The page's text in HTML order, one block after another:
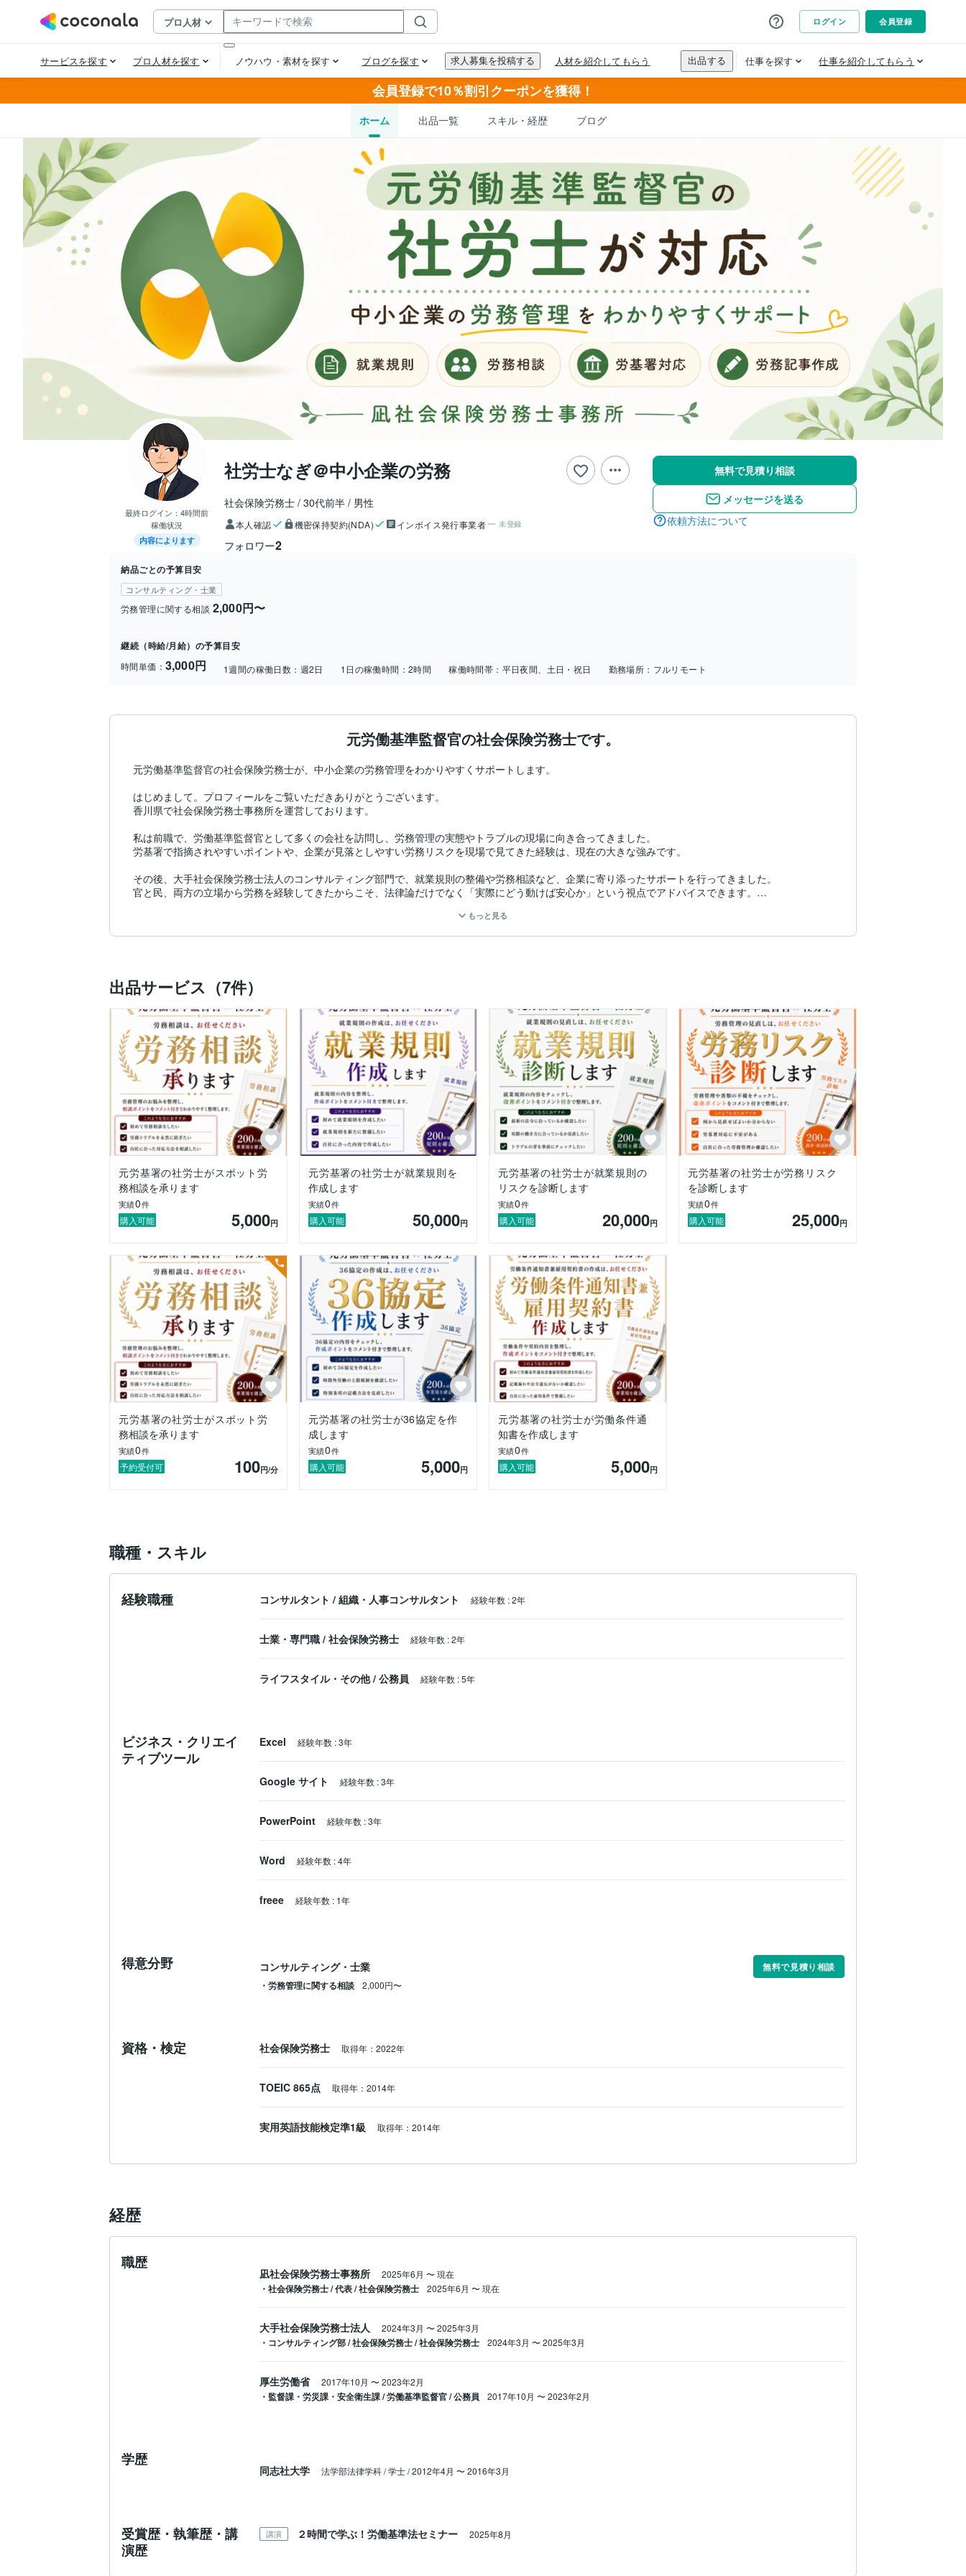
会員登録で10％割引クーポンを獲得！
ホーム 出品一覧 スキル・経歴 ブログ
最終ログイン： 4時間前
稼働状況
内容によります
社労士なぎ＠中小企業の労務
社会保険労務士 30代前半 男性
本人確認 機密保持契約(NDA) インボイス発行事業者 未登録
フォロワー2
無料で見積り相談
メッセージを送る
依頼方法について
納品ごとの予算目安
コンサルティング・士業
労務管理に関する相談 2,000円〜
継続（時給/月給）の予算目安
時間単価： 3,000円 1週間の稼働日数： 週2日 1日の稼働時間： 2時間 稼働時間帯： 平日夜間、土日・祝日 勤務場所： フルリモート
元労働基準監督官の社会保険労務士です。
元労働基準監督官の社会保険労務士が、中小企業の労務管理をわかりやすくサポートします。
はじめまして。プロフィールをご覧いただきありがとうございます。
香川県で社会保険労務士事務所を運営しております。
私は前職で、労働基準監督官として多くの会社を訪問し、労務管理の実態やトラブルの現場に向き合ってきました。
労基署で指摘されやすいポイントや、企業が見落としやすい労務リスクを現場で見てきた経験は、現在の大きな強みです。
その後、大手社会保険労務士法人のコンサルティング部門で、就業規則の整備や労務相談など、企業に寄り添ったサポートを行ってきました。
官と民、両方の立場から労務を経験してきたからこそ、法律論だけでなく「実際にどう動けば安心か」という視点でアドバイスできます。
現在は、労基署・社労士法人等での約8年間の実務経験を活かし、以下のようなサポートを行っています。
✅労務管理に関するスポット相談
「従業員から質問を受けて、答えに迷ってしまった」
「就業規則を一度プロに見てもらいたい」
「従業員が働きやすい環境を作りたい」
「トラブルを未然に防ぐ仕組みを作りたい」
そんな時に、気軽に頼れる存在でありたいと思っています。
まずはスポット相談や書類のチェックからでも大歓迎です。
専門的なことも、できるだけわかりやすい言葉で丁寧にご説明しますので、安心してご相談ください。
よろしくお願いいたします。
【香川県社会保険労務士会　371718】
もっと見る
出品サービス（7件）
元労基署の社労士がスポット労
務相談を承ります
実績0件
購入可能 5,000円
元労基署の社労士が就業規則を
作成します
実績0件
購入可能 50,000円
元労基署の社労士が就業規則の
リスクを診断します
実績0件
購入可能 20,000円
元労基署の社労士が労務リスク
を診断します
実績0件
購入可能 25,000円
元労基署の社労士がスポット労
務相談を承ります
実績0件
予約受付可 100円/分
元労基署の社労士が36協定を作
成します
実績0件
購入可能 5,000円
元労基署の社労士が労働条件通
知書を作成します
実績0件
購入可能 5,000円
職種・スキル
経験職種 コンサルタント / 組織・人事コンサルタント 経験年数 :2年
士業・専門職 / 社会保険労務士 経験年数 :2年
ライフスタイル・その他 / 公務員 経験年数 :5年
ビジネス・クリエイ
ティブツール
Excel 経験年数 :3年
Google サイト 経験年数 :3年
PowerPoint 経験年数 :3年
Word 経験年数 :4年
freee 経験年数 : 1年
得意分野 コンサルティング・士業
無料で見積り相談
・労務管理に関する相談
2,000円〜
資格・検定 社会保険労務士 取得年：2022年
TOEIC 865点 取得年：2014年
実用英語技能検定準1級 取得年：2014年
経歴
職歴
凪社会保険労務士事務所 2025年6月 〜現在
・社会保険労務士 / 代表 / 社会保険労務士 2025年6月 〜現在
大手社会保険労務士法人 2024年3月 〜2025年3月
・コンサルティング部 / 社会保険労務士 / 社会保険労務士 2024年3月 〜2025年3月
厚生労働省 2017年10月 〜2023年2月
・監督課・労災課・安全衛生課 / 労働基準監督官 / 公務員 2017年10月 〜2023年2月
学歴
同志社大学 法学部法律学科 / 学士 / 2012年4月 〜 2016年3月
受賞歴・執筆歴・講
演歴
講演 ２時間で学ぶ！労働基準法セミナー 2025年8月